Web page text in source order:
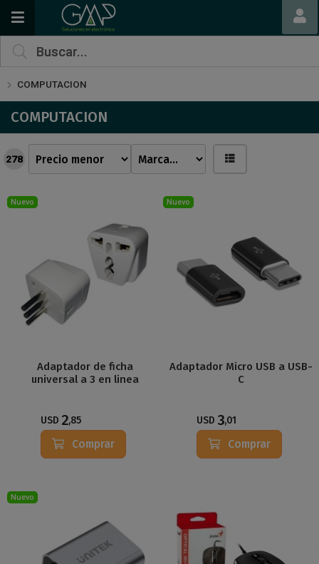
COMPUTACION
COMPUTACION
278
Nuevo
Adaptador de ficha
universal a 3 en linea
USD 2,85
Comprar
Nuevo
Adaptador Micro USB a USB-
C
USD 3,01
Comprar
Nuevo